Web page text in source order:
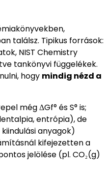
találsz. Tipikus források:
NIST Chemistry
tankönyvi függelékek.
hogy mindig nézd a
még ΔGf° és S° is;
entrópia), de
anyagok)
kifejezetten a
jelölése (pl. CO₂(g)